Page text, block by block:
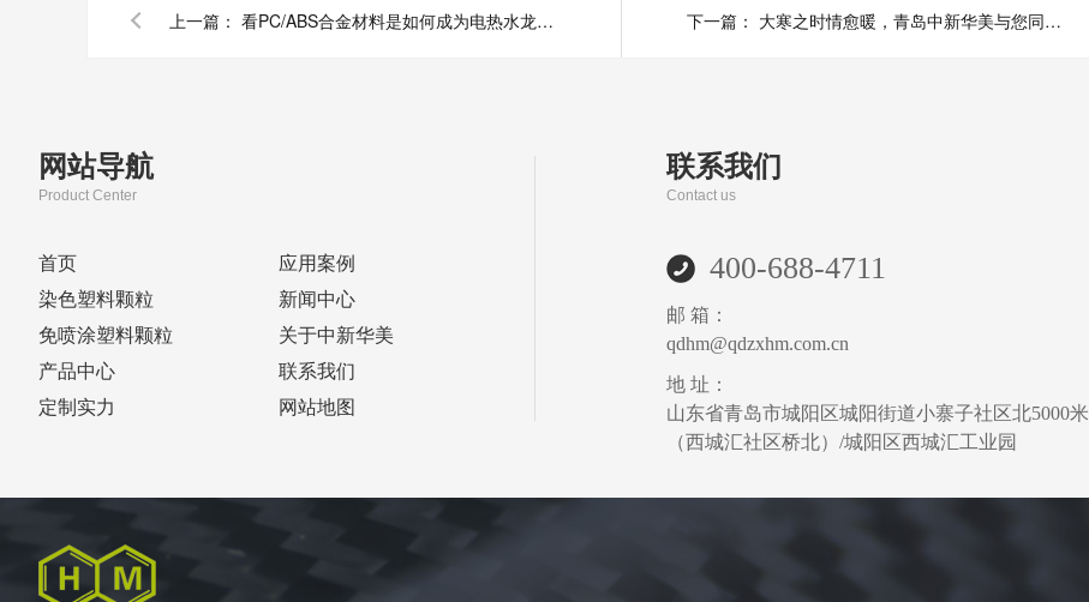
上一篇： 看PC/ABS合金材料是如何成为电热水龙头的 “性价比担当” 下一篇： 大寒之时情愈暖，青岛中新华美与您同绘暖春新景
网站导航
Product Center
首页
应用案例
染色塑料颗粒
新闻中心
免喷涂塑料颗粒
关于中新华美
产品中心
联系我们
定制实力
网站地图
联系我们
Contact us
400-688-4711
邮 箱：
qdhm@qdzxhm.com.cn
地 址：
山东省青岛市城阳区城阳街道小寨子社区北5000米
（西城汇社区桥北）/城阳区西城汇工业园